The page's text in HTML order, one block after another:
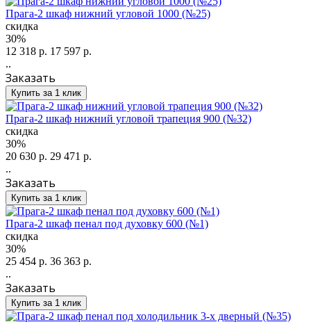
Прага-2 шкаф нижний угловой 1000 (№25)
скидка
30%
12 318 р. 17 597 р.
..
Заказать
Купить за 1 клик
Прага-2 шкаф нижний угловой трапеция 900 (№32)
скидка
30%
20 630 р. 29 471 р.
..
Заказать
Купить за 1 клик
Прага-2 шкаф пенал под духовку 600 (№1)
скидка
30%
25 454 р. 36 363 р.
..
Заказать
Купить за 1 клик